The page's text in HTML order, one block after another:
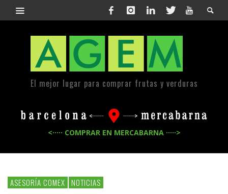
El mejor lugar para comprar frutas y verduras
<····· COMPRAR EN MERCABARNA ·····>
ASESORÍA COMEX NOTICIAS